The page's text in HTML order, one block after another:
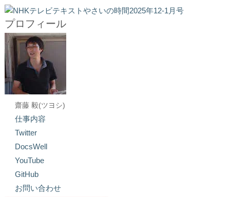
プロフィール
齋藤 毅(ツヨシ)
仕事内容
Twitter
DocsWell
YouTube
GitHub
お問い合わせ